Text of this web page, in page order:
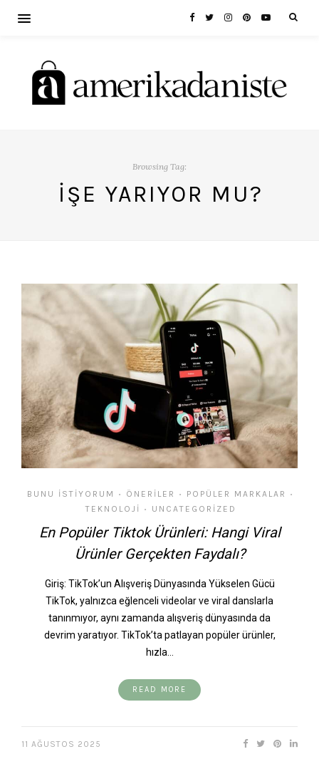
Browsing Tag:
İŞE YARIYOR MU?
BUNU İSTIYORUM • ÖNERILER • POPÜLER MARKALAR •
TEKNOLOJI • UNCATEGORIZED
En Popüler Tiktok Ürünleri: Hangi Viral
Ürünler Gerçekten Faydalı?
Giriş: TikTok’un Alışveriş Dünyasında Yükselen Gücü
TikTok, yalnızca eğlenceli videolar ve viral danslarla
tanınmıyor, aynı zamanda alışveriş dünyasında da
devrim yaratıyor. TikTok’ta patlayan popüler ürünler,
hızla…
READ MORE
11 AĞUSTOS 2025